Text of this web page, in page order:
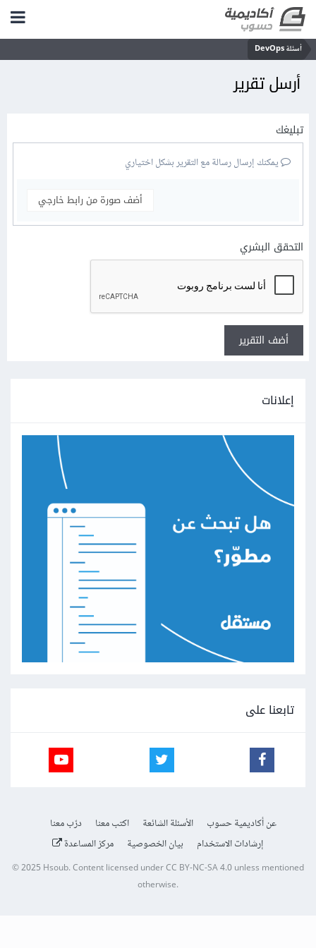
أسئلة DevOps
أرسل تقرير
تبليغك
يمكنك إرسال رسالة مع التقرير بشكل اختياري
أضف صورة من رابط خارجي
التحقق البشري
أضف التقرير
إعلانات
تابعنا على
عن أكاديمية حسوب الأسئلة الشائعة اكتب معنا
درّب معنا
إرشادات الاستخدام
بيان الخصوصية مركز المساعدة
© 2025 Hsoub.Content licensed underCC BY-NC-SA 4.0unless mentioned
otherwise.